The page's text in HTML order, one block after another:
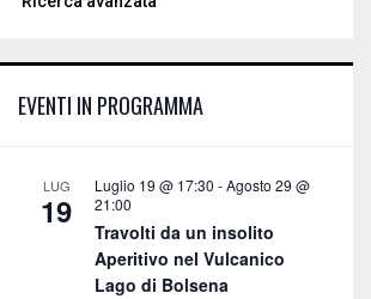
o
C
EVENTI IN PROGRAMMA
LUG
19
Luglio 19 @ 17:30 -Agosto 29 @
21:00
Travolti da un insolito
Aperitivo nel Vulcanico
Lago di Bolsena